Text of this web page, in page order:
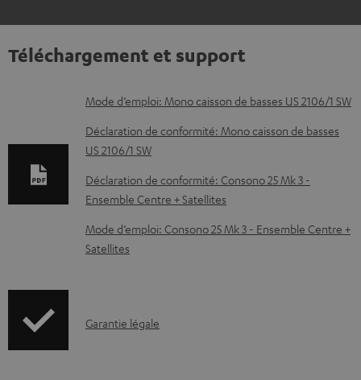
Téléchargement et support
D
o
c
u
m
e
n
t
Mode d’emploi: Mono caisson de basses US 2106/1 SW
Déclaration de conformité: Mono caisson de basses
US 2106/1 SW
Déclaration de conformité: Consono 25 Mk 3 -
Ensemble Centre + Satellites
Mode d’emploi: Consono 25 Mk 3 - Ensemble Centre +
Satellites
IGarantie légale